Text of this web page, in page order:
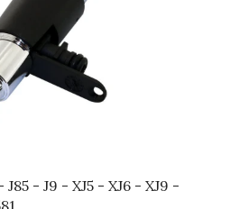
J85 - J9 - XJ5 - XJ6 - XJ9 -